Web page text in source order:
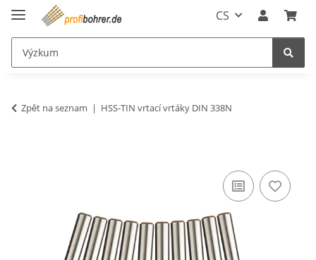
CS
Zpět na seznam HSS-TIN vrtací vrtáky DIN 338N